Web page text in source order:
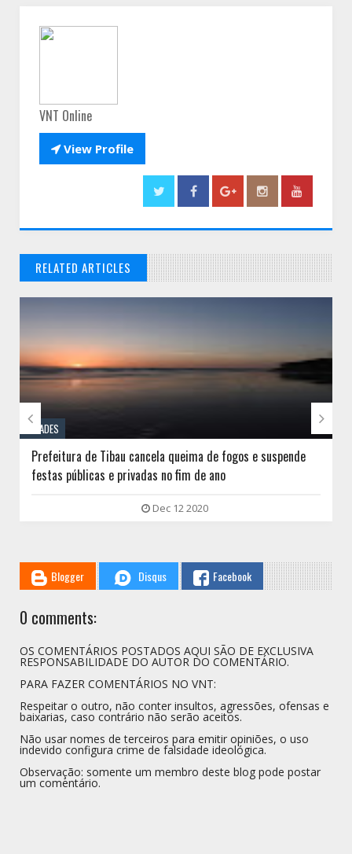
VNT Online
View Profile
RELATED ARTICLES
// THATS WHAT YOU MIGHT BE LOOKING FOR
CIDADES
Prefeitura de Tibau cancela queima de fogos e suspende
festas públicas e privadas no fim de ano
Dec 12 2020
 
Blogger Disqus Facebook
0 comments:
OS COMENTÁRIOS POSTADOS AQUI SÃO DE EXCLUSIVA
RESPONSABILIDADE DO AUTOR DO COMENTÁRIO.
PARA FAZER COMENTÁRIOS NO VNT:
Respeitar o outro, não conter insultos, agressões, ofensas e
baixarias, caso contrário não serão aceitos.
Não usar nomes de terceiros para emitir opiniões, o uso
indevido configura crime de falsidade ideológica.
Observação: somente um membro deste blog pode postar
um comentário.